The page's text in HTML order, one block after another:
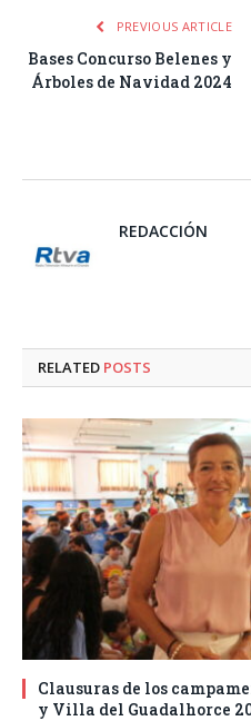
PREVIOUS ARTICLE
Bases Concurso Belenes y
Árboles de Navidad 2024
REDACCIÓN
RELATED POSTS
Clausuras de los
y Villa del Guadalhorce